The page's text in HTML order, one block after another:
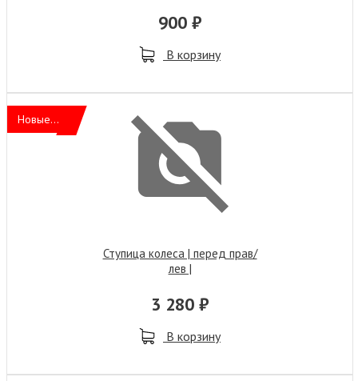
900 ₽
В корзину
Новые...
Ступица колеса | перед прав/
лев |
3 280 ₽
В корзину